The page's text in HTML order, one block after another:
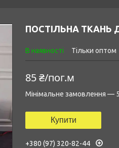
ПОСТІЛЬНА ТКАНЬ
В наявності Тільки оптом
85 ₴/пог.м
Мінімальне замовлення —
Купити
+380 (97) 320-82-44